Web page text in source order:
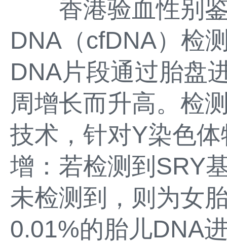
香港验血性别鉴
DNA（cfDNA）检
DNA片段通过胎盘
周增长而升高。检
技术，针对Y染色
增：若检测到SRY
未检测到，则为女
0.01%的胎儿DNA